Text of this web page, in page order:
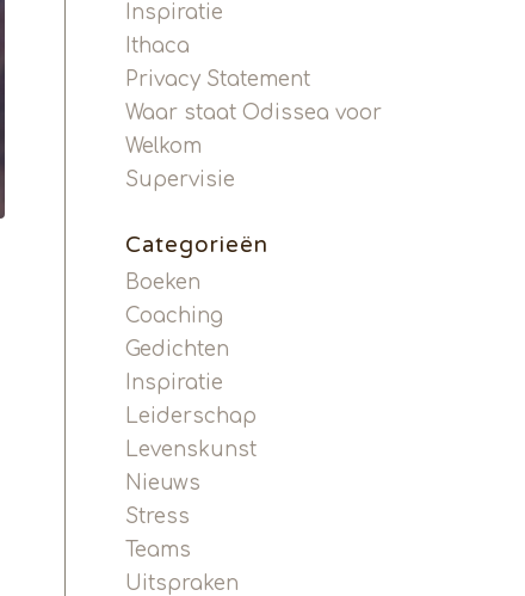
Inspiratie
Ithaca
Privacy Statement
Waar staat Odissea voor
Welkom
Supervisie
Categorieën
Boeken
Coaching
Gedichten
Inspiratie
Leiderschap
Levenskunst
Nieuws
Stress
Teams
Uitspraken